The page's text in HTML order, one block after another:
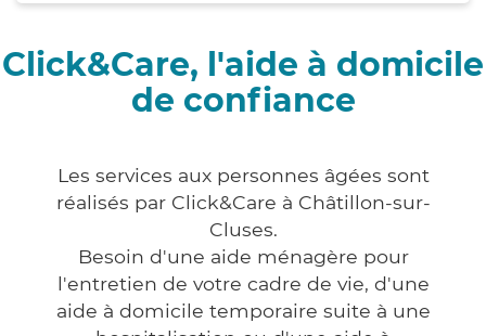
Click&Care, l'aide à domicile
de confiance
Les services aux personnes âgées sont
réalisés par Click&Care à Châtillon-sur-
Cluses.
Besoin d'une aide ménagère pour
l'entretien de votre cadre de vie, d'une
aide à domicile temporaire suite à une